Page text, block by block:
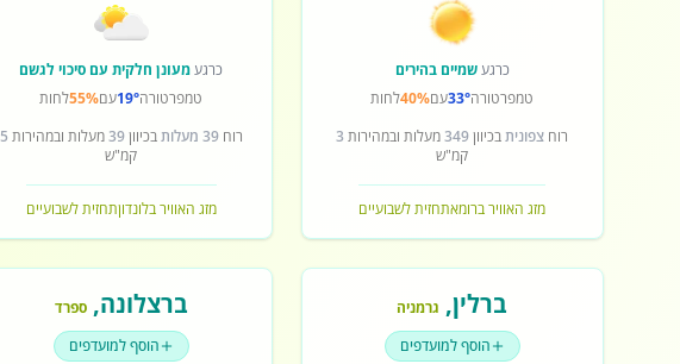
כרגעשמיים בהירים
טמפרטורה33°עם40%לחות
רוח צפוניתבכיוון349מעלות ובמהירות 3
קמ"ש
מזג האוויר ברומאתחזית לשבועיים
כרגעמעונן חלקית עם סיכוי לגשם
טמפרטורה19°עם55%לחות
רוח39 מעלות בכיוון39מעלות ובמהירות 5
קמ"ש
מזג האוויר בלונדוןתחזית לשבועיים
ברלין, גרמניה
הוסף למועדפים
ברצלונה,ספרד
הוסף למועדפים